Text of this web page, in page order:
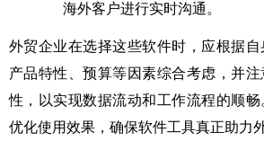
海外客户进行实时沟通。
外贸企业在选择这些软件时，应根据自
产品特性、预算等因素综合考虑，并
性，以实现数据流动和工作流程的顺
优化使用效果，确保软件工具真正助力